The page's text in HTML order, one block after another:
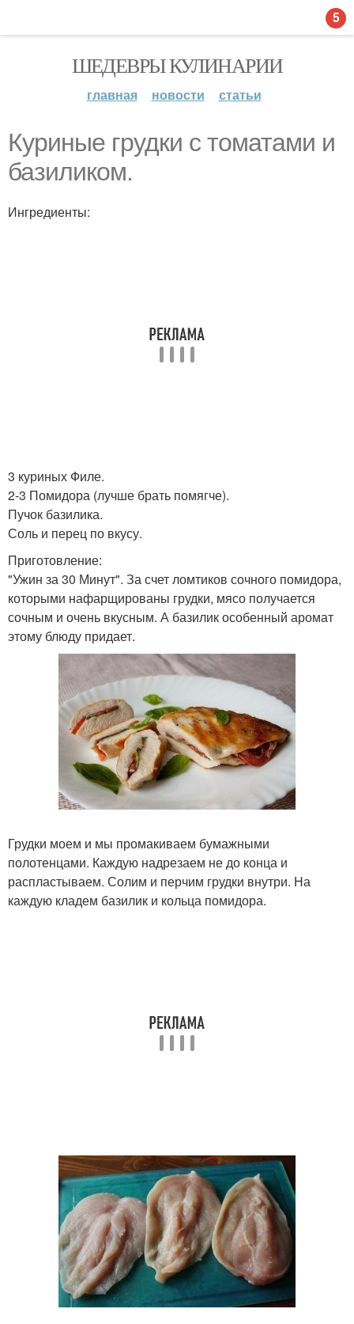
ШЕДЕВРЫ КУЛИНАРИИ
главная новости статьи
Куриные грудки с томатами и
базиликом.
Ингредиенты:
3 куриных Филе.
2-3 Помидора (лучше брать помягче).
Пучок базилика.
Соль и перец по вкусу.
Приготовление:
"Ужин за 30 Минут". За счет ломтиков сочного помидора,
которыми нафарщированы грудки, мясо получается
сочным и очень вкусным. А базилик особенный аромат
этому блюду придает.
Грудки моем и мы промакиваем бумажными
полотенцами. Каждую надрезаем не до конца и
распластываем. Солим и перчим грудки внутри. На
каждую кладем базилик и кольца помидора.
5